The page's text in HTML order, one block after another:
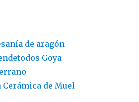
de aragón
Goya
de Muel